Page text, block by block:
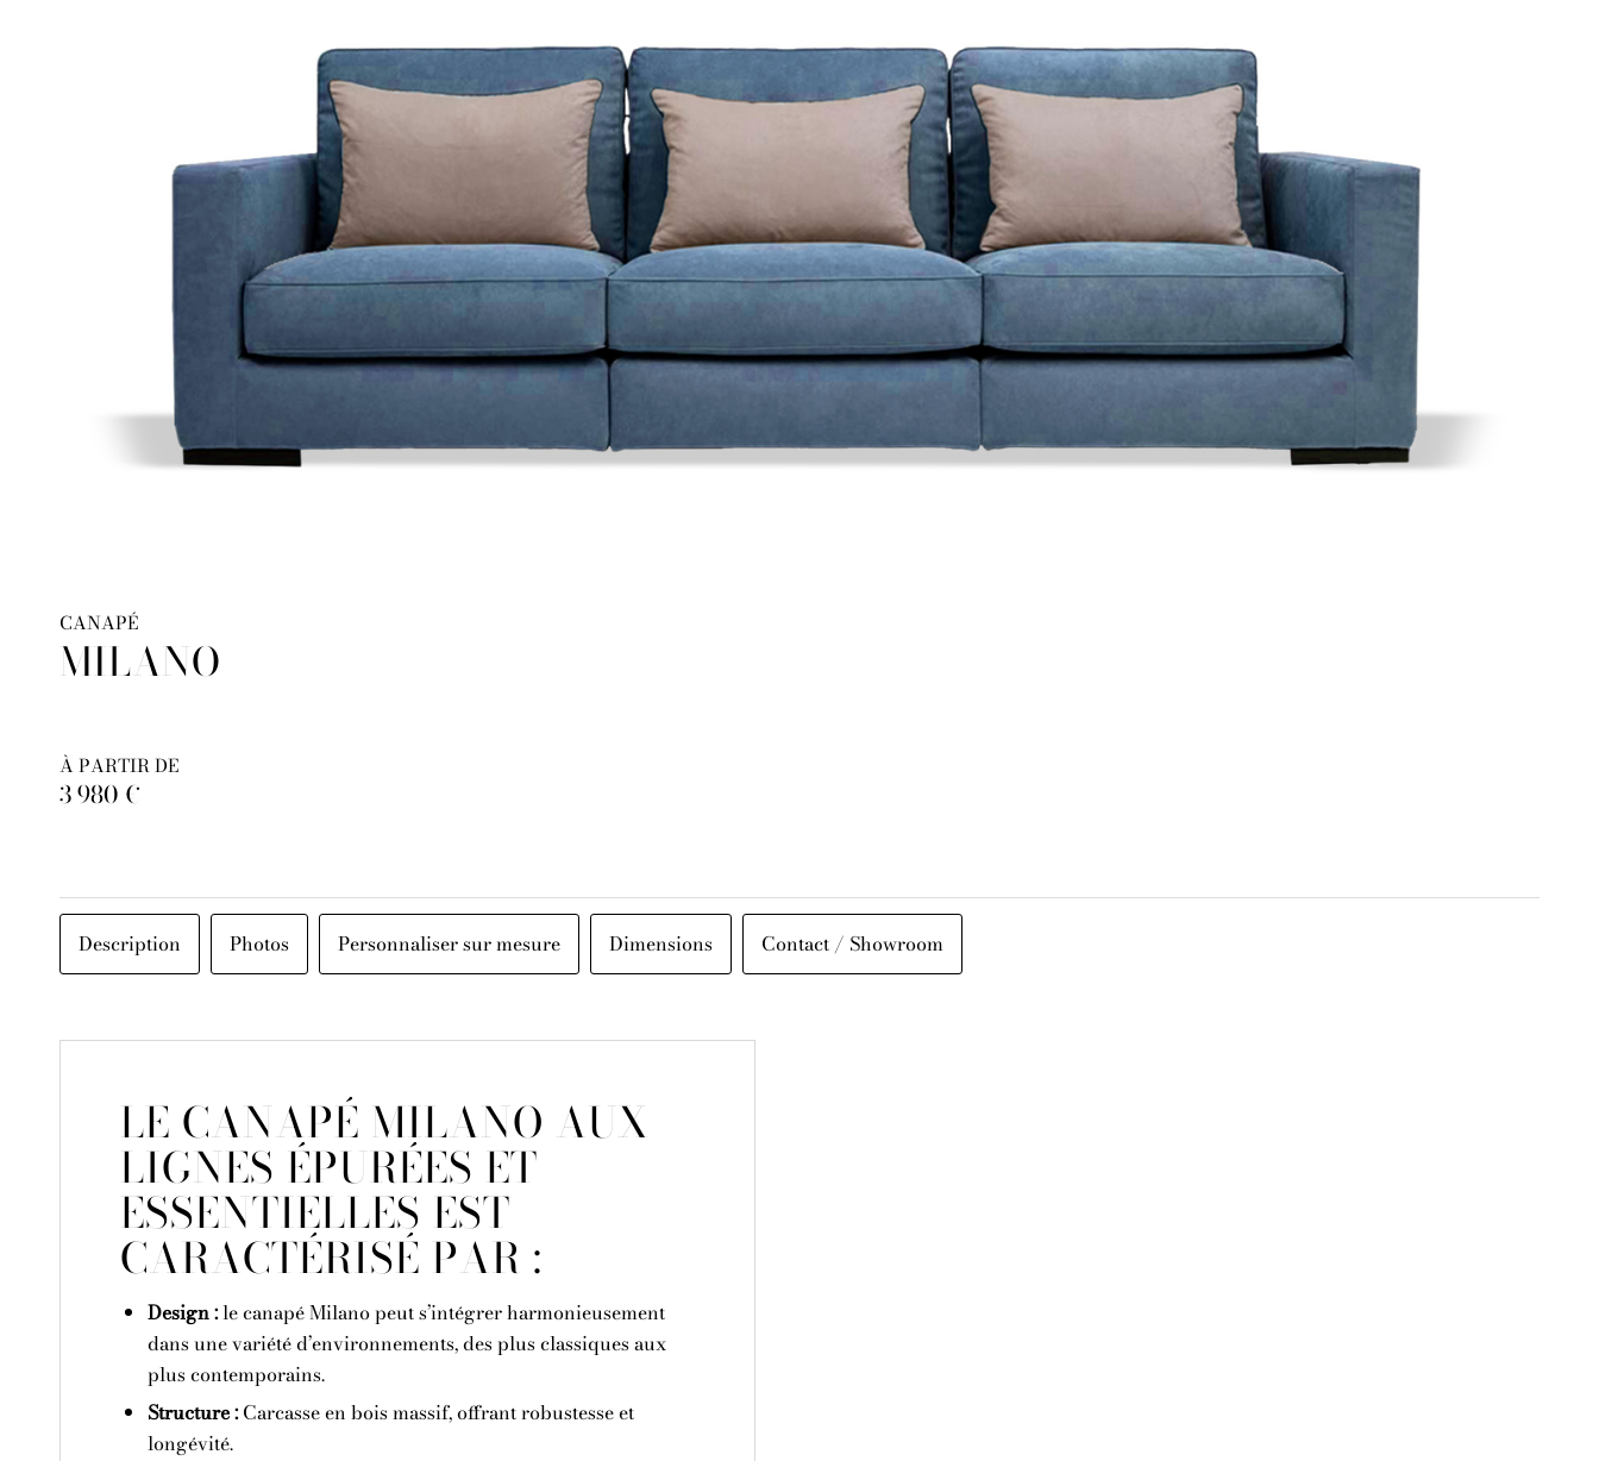
CANAPÉ
MILANO
À PARTIR DE
3 980 €
Description Photos Personnaliser sur mesure Dimensions Contact / Showroom
LE CANAPÉ MILANO AUX
LIGNES ÉPURÉES ET
ESSENTIELLES EST
CARACTÉRISÉ PAR :
Design :le canapé Milano peut s’intégrer harmonieusement
dans une variété d’environnements, des plus classiques aux
plus contemporains.
Structure :Carcasse en bois massif, offrant robustesse et
longévité.